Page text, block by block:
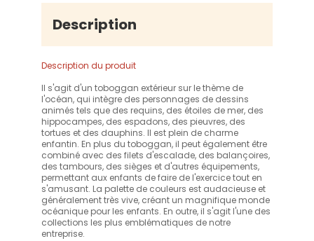
Description
Description du produit
Il s'agit d'un toboggan extérieur sur le thème de
l'océan, qui intègre des personnages de dessins
animés tels que des requins, des étoiles de mer, des
hippocampes, des espadons, des pieuvres, des
tortues et des dauphins. Il est plein de charme
enfantin. En plus du toboggan, il peut également être
combiné avec des filets d'escalade, des balançoires,
des tambours, des sièges et d'autres équipements,
permettant aux enfants de faire de l'exercice tout en
s'amusant. La palette de couleurs est audacieuse et
généralement très vive, créant un magnifique monde
océanique pour les enfants. En outre, il s'agit l'une des
collections les plus emblématiques de notre
entreprise.